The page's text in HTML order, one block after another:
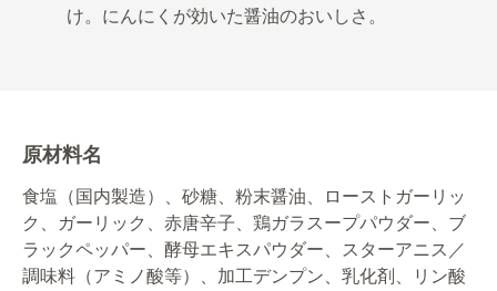
け。にんにくが効いた醤油のおいしさ。
原材料名
食塩（国内製造）、砂糖、粉末醤油、ローストガーリッ
ク、ガーリック、赤唐辛子、鶏ガラスープパウダー、ブ
ラックペッパー、酵母エキスパウダー、スターアニス／
調味料（アミノ酸等）、加工デンプン、乳化剤、リン酸